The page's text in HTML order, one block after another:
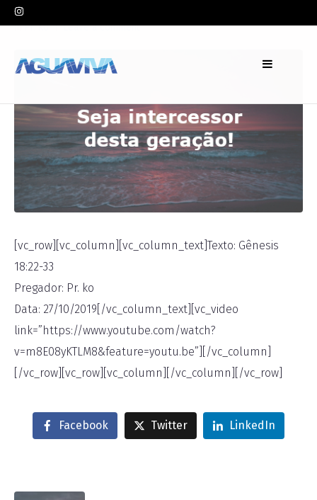
InPr. Ko Leave a comment
[vc_row][vc_column][vc_column_text]Texto: Gênesis
18:22-33
Pregador: Pr. ko
Data: 27/10/2019[/vc_column_text][vc_video
link=”https://www.youtube.com/watch?
v=m8E08yKTLM8&feature=youtu.be”][/vc_column]
[/vc_row][vc_row][vc_column][/vc_column][/vc_row]
Facebook Twitter LinkedIn